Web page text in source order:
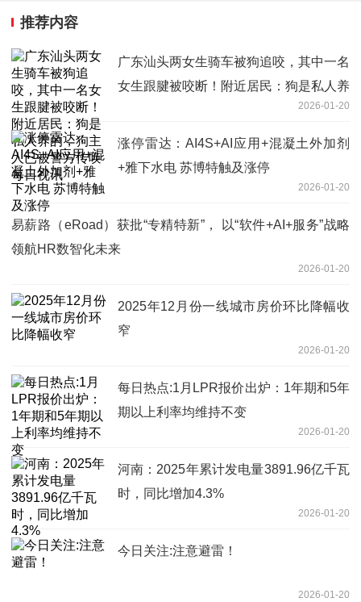
推荐内容
广东汕头两女生骑车被狗追咬，其中一名
女生跟腱被咬断！附近居民：狗是私人养
的，狗主人已被警方传唤 每日视讯2026-01-20
涨停雷达：AI4S+AI应用+混凝土外加剂
+雅下水电 苏博特触及涨停
2026-01-20
易薪路（eRoad）获批“专精特新”， 以“软件+AI+服务”战略
领航HR数智化未来
2026-01-20
2025年12月份一线城市房价环比降幅收
窄
2026-01-20
每日热点:1月LPR报价出炉：1年期和5年
期以上利率均维持不变
2026-01-20
河南：2025年累计发电量3891.96亿千瓦
时，同比增加4.3%
2026-01-20
今日关注:注意避雷！
2026-01-20